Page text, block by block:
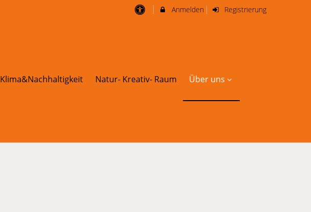
Anmelden Registrierung
Klima&Nachhaltigkeit Natur- Kreativ- Raum Über uns